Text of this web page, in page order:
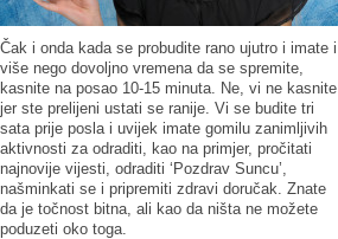
Čak i onda kada se probudite rano ujutro i imate i
više nego dovoljno vremena da se spremite,
kasnite na posao 10-15 minuta. Ne, vi ne kasnite
jer ste prelijeni ustati se ranije. Vi se budite tri
sata prije posla i uvijek imate gomilu zanimljivih
aktivnosti za odraditi, kao na primjer, pročitati
najnovije vijesti, odraditi ‘Pozdrav Suncu’,
našminkati se i pripremiti zdravi doručak. Znate
da je točnost bitna, ali kao da ništa ne možete
poduzeti oko toga.